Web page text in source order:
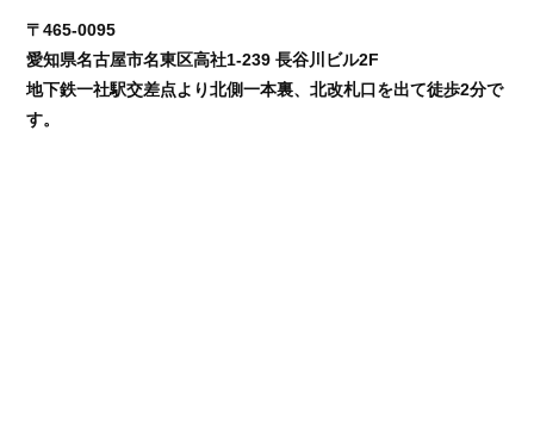
〒465-0095
愛知県名古屋市名東区高社1-239 長谷川ビル2F
地下鉄一社駅交差点より北側一本裏、北改札口を出て徒歩2分で
す。